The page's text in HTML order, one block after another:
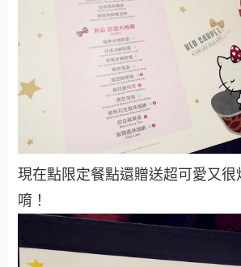
現在點限定餐點還贈送超可愛又很
唷！